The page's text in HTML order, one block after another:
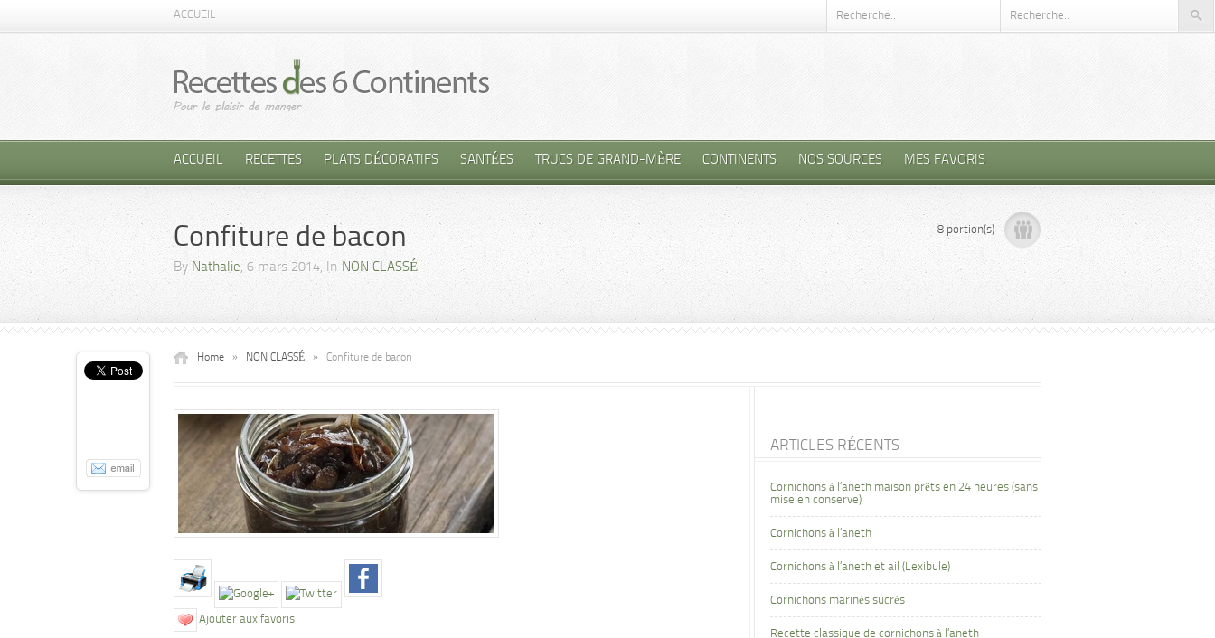
ACCUEIL
ACCUEIL RECETTES PLATS DÉCORATIFS SANTÉES TRUCS DE GRAND-MÈRE CONTINENTS NOS SOURCES MES FAVORIS
Confiture de bacon
By Nathalie, 6 mars 2014, In NON CLASSÉ
8 portion(s)
Home » NON CLASSÉ » Confiture de bacon
Ajouter aux favoris
ARTICLES RÉCENTS
Cornichons à l’aneth maison prêts en 24 heures (sans
mise en conserve)
Cornichons à l’aneth
Cornichons à l’aneth et ail (Lexibule)
Cornichons marinés sucrés
Recette classique de cornichons à l’aneth